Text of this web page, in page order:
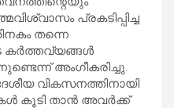
പ്രകടിപ്പിച്ച
തന്നെ
കർത്തവ്യങ്ങൾ
അംഗീകരിച്ചു.
വികസനത്തിനായി
കൂടി താൻ അവർക്ക്